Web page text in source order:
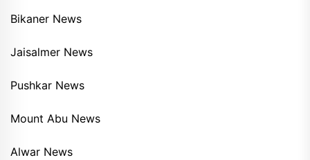
Bikaner News
Jaisalmer News
Pushkar News
Mount Abu News
Alwar News